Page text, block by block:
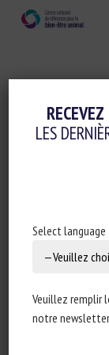
Type de
LES
Select language
Veuillez remplir
notre